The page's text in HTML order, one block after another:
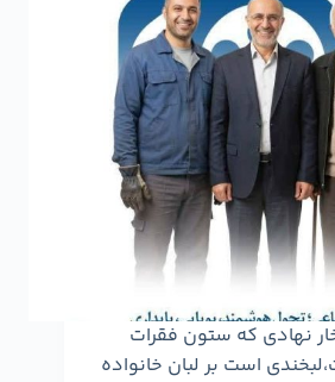
نهادی که ستون فقرات
است بر لبان خانواده